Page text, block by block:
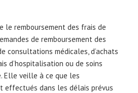
le remboursement des frais de
de remboursement des
consultations médicales, d’achats
d’hospitalisation ou de soins
Elle veille à ce que les
effectués dans les délais prévus